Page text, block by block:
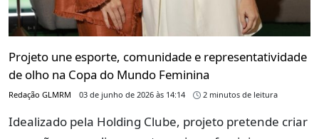
Projeto une esporte, comunidade e representatividade
de olho na Copa do Mundo Feminina
Redação GLMRM 03 de junho de 2026 às 14:14 2 minutos de leitura
Idealizado pela Holding Clube, projeto pretende criar